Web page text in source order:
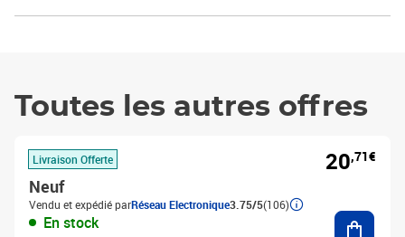
Toutes les autres offres
Livraison Offerte
Neuf
Vendu et expédié parRéseau Electronique3.75/5(106)
En stock
20,71€